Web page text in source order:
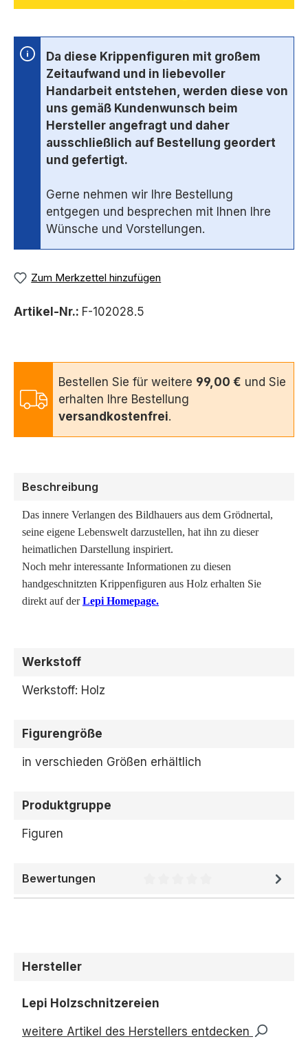
Da diese Krippenfiguren mit großem
Zeitaufwand und in liebevoller
Handarbeit entstehen, werden diese von
uns gemäß Kundenwunsch beim
Hersteller angefragt und daher
ausschließlich auf Bestellung geordert
und gefertigt.
Gerne nehmen wir Ihre Bestellung
entgegen und besprechen mit Ihnen Ihre
Wünsche und Vorstellungen.
Zum Merkzettel hinzufügen
Artikel-Nr.: F-102028.5
Bestellen Sie für weitere 99,00 € und Sie
erhalten Ihre Bestellung
versandkostenfrei.
Beschreibung
Das innere Verlangen des Bildhauers aus dem Grödnertal,
seine eigene Lebenswelt darzustellen, hat ihn zu dieser
heimatlichen Darstellung inspiriert.
Noch mehr interessante Informationen zu diesen
handgeschnitzten Krippenfiguren aus Holz erhalten Sie
direkt auf derLepi Homepage.
Werkstoff
Werkstoff: Holz
Figurengröße
in verschieden Größen erhältlich
Produktgruppe
Figuren
Bewertungen
Durchschnittliche Bewertung
Hersteller
Lepi Holzschnitzereien
weitere Artikel des Herstellers entdecken